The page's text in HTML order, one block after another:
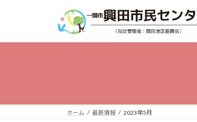
キ
に
ホーム 最新情報 2023年5月